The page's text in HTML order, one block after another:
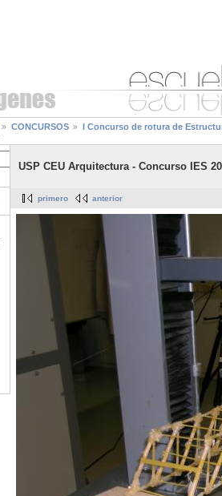
CONCURSOS
I Concurso de rotura de
USP CEU Arquitectura - Concurso IES
primero anterior